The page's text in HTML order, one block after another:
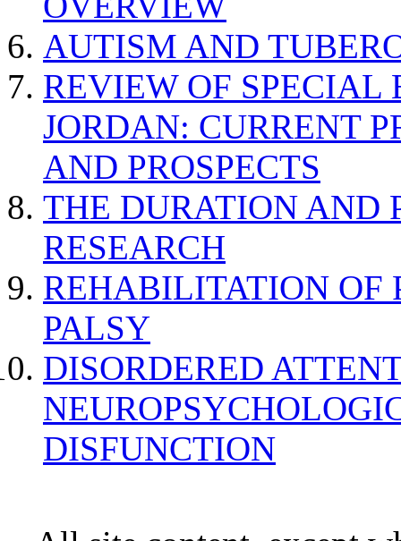
AUTISM AND
REVIEW OF SPECIAL
JORDAN: CURRENT
AND PROSPECTS
THE DURATION AND
RESEARCH
REHABILITATION OF
PALSY
DISORDERED
DISFUNCTION